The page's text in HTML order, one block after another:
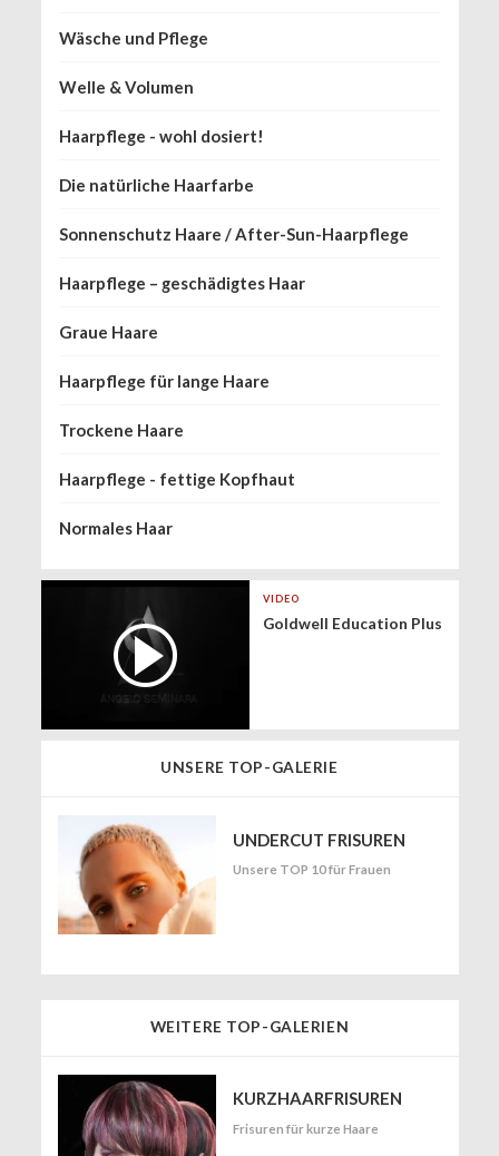
Wäsche und Pflege
Welle & Volumen
Haarpflege - wohl dosiert!
Die natürliche Haarfarbe
Sonnenschutz Haare / After-Sun-Haarpflege
Haarpflege – geschädigtes Haar
Graue Haare
Haarpflege für lange Haare
Trockene Haare
Haarpflege - fettige Kopfhaut
Normales Haar
VIDEO
Goldwell Education Plus
UNSERE TOP-GALERIE
UNDERCUT FRISUREN
Unsere TOP 10 für Frauen
WEITERE TOP-GALERIEN
KURZHAARFRISUREN
Frisuren für kurze Haare